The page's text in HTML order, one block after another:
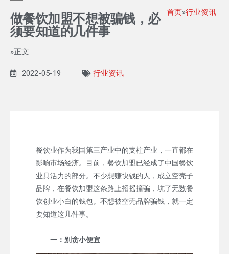
做餐饮加盟不想被骗钱，必
须要知道的几件事
首页»行业资讯
»正文
2022-05-19 行业资讯
餐饮业作为我国第三产业中的支柱产业，一直都在
影响市场经济。目前，餐饮加盟已经成了中国餐饮
业具活力的部分。不少想赚快钱的人，成立空壳子
品牌，在餐饮加盟这条路上招摇撞骗，坑了无数餐
饮创业小白的钱包。不想被空壳品牌骗钱，就一定
要知道这几件事。
一：别贪小便宜